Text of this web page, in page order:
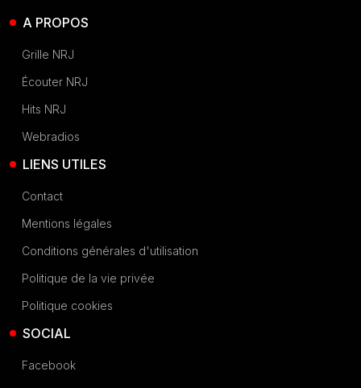
A PROPOS
Grille NRJ
Écouter NRJ
Hits NRJ
Webradios
LIENS UTILES
Contact
Mentions légales
Conditions générales d'utilisation
Politique de la vie privée
Politique cookies
SOCIAL
Facebook